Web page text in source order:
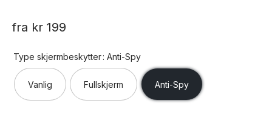
basert på
fra kr 199
Type skjermbeskytter: Anti-Spy
Vanlig Fullskjerm Anti-Spy